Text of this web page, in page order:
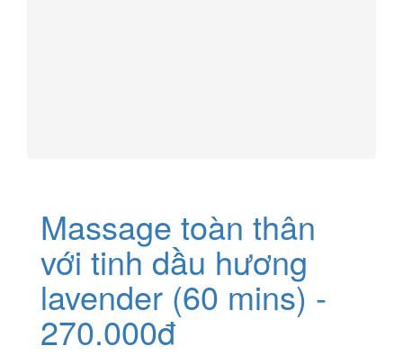
Massage toàn thân
với tinh dầu hương
lavender (60 mins) -
270.000đ